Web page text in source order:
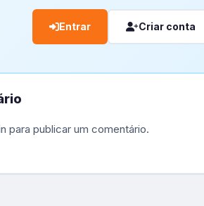
Entrar Criar conta
para publicar um comentário.